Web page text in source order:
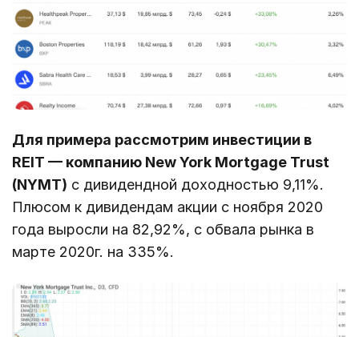
Для примера рассмотрим инвестиции в
REIT — компанию New York Mortgage Trust
(NYMT) с дивидендной доходностью 9,11%.
Плюсом к дивидендам акции с ноября 2020
года выросли на 82,92%, с обвала рынка в
марте 2020г. на 335%.